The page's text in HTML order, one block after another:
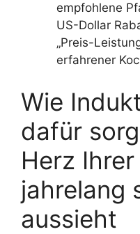
empfohlene
US-Dollar
„Preis-
erfahrener
Wie
dafür
Herz
jahrelang
aussieht